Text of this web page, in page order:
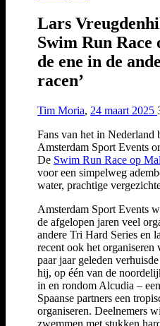
Lars
Swim Run
de ene in de
racen’
Tim Moria, 24 maart 2025
Fans van het in Nederland
Amsterdam Sport Events
De Swim Run Race op
voor een simpelweg
water, prachtige
Amsterdam Sport Events
de afgelopen jaren veel
andere Tri Hard Series en
recent ook het
paar jaar geleden
hij, op één van de
in en rondom Alcudia –
Spaanse partners een
organiseren. Deelnemers
zwemmen met stukken